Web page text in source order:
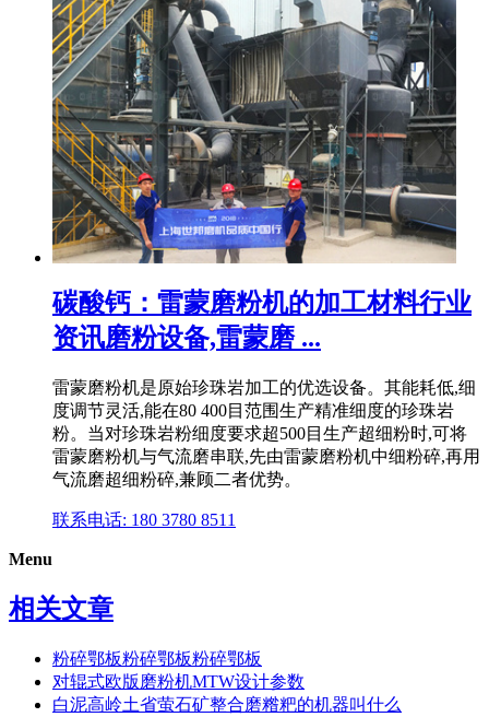
碳酸钙：雷蒙磨粉机的加工材料行业
资讯磨粉设备,雷蒙磨 ...
雷蒙磨粉机是原始珍珠岩加工的优选设备。其能耗低,细
度调节灵活,能在80 400目范围生产精准细度的珍珠岩
粉。当对珍珠岩粉细度要求超500目生产超细粉时,可将
雷蒙磨粉机与气流磨串联,先由雷蒙磨粉机中细粉碎,再用
气流磨超细粉碎,兼顾二者优势。
联系电话: 180 3780 8511
Menu
相关文章
粉碎鄂板粉碎鄂板粉碎鄂板
对辊式欧版磨粉机MTW设计参数
白泥高岭土省萤石矿整合磨糌粑的机器叫什么